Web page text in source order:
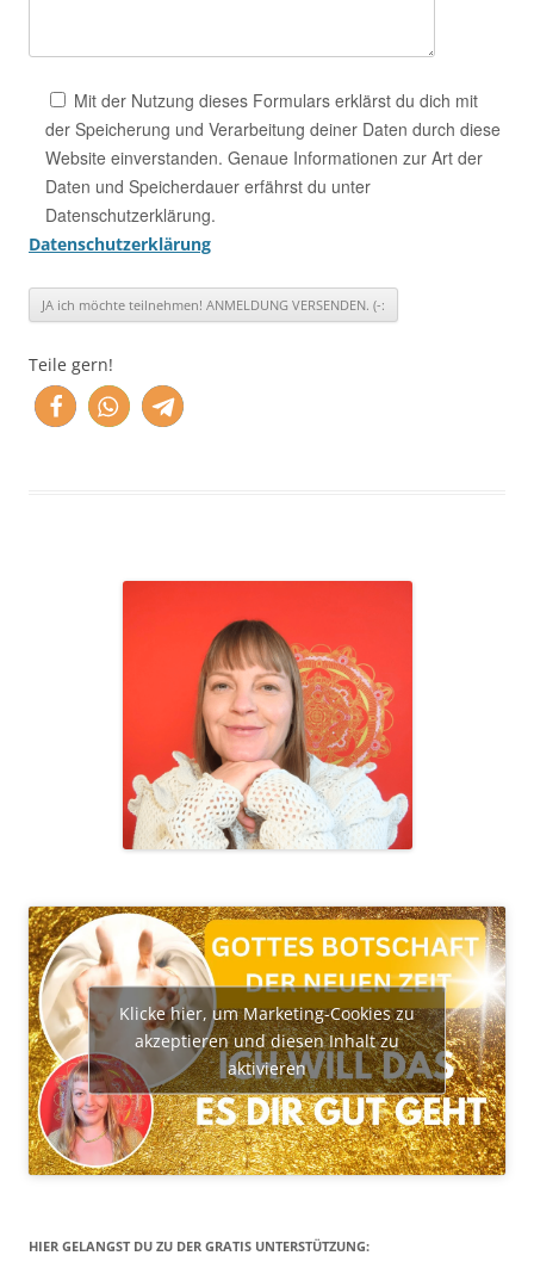
Mit der Nutzung dieses Formulars erklärst du dich mit
der Speicherung und Verarbeitung deiner Daten durch diese
Website einverstanden. Genaue Informationen zur Art der
Daten und Speicherdauer erfährst du unter
Datenschutzerklärung.
Datenschutzerklärung
Teile gern!
Klicke hier, um Marketing-Cookies zu
akzeptieren und diesen Inhalt zu
aktivieren
HIER GELANGST DU ZU DER GRATIS UNTERSTÜTZUNG: